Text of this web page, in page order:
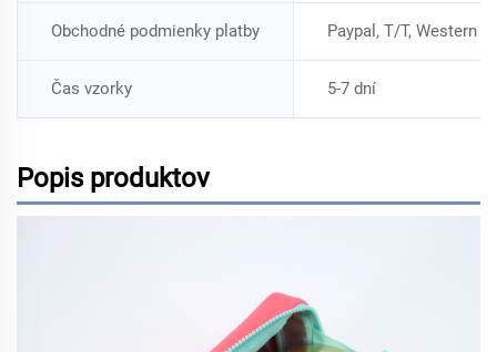
Obchodné podmienky platby Paypal, T/T, Western
Čas vzorky 5-7 dní
Popis produktov